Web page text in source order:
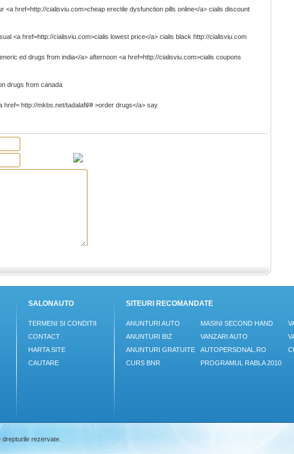
<a href=http://cialisviu.com>cheap erectile dysfunction pills online</a> cialis discount
<a href=http://cialisviu.com>cialis lowest price</a> cialis black http://cialisviu.com
ed drugs from india</a> afternoon <a href=http://cialisviu.com>cialis coupons
drugs from canada
href= http://mkbs.net/tadalafil/# >order drugs</a> say
SALONAUTO
TERMENI SI CONDITII
CONTACT
HARTA SITE
CAUTARE
SITEURI RECOMANDATE
ANUNTURI AUTO
ANUNTURI BIZ
ANUNTURI GRATUITE
CURS BNR
MASINI SECOND HAND
VANZARI AUTO
AUTOPERSONAL.RO
PROGRAMUL RABLA 2010
rezervate.